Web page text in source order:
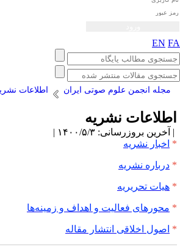
EN
مجله انجمن علوم صوتی ایران اطلاعات نشریه
نشریه
بروزرسانی: ۱۴۰۰/۵/۳ |
اخبار نشریه
درباره نشریه
هیات تحریریه
محورهای فعالیت و اهداف و زمینه‌ها
اصول اخلاقی انتشار مقاله